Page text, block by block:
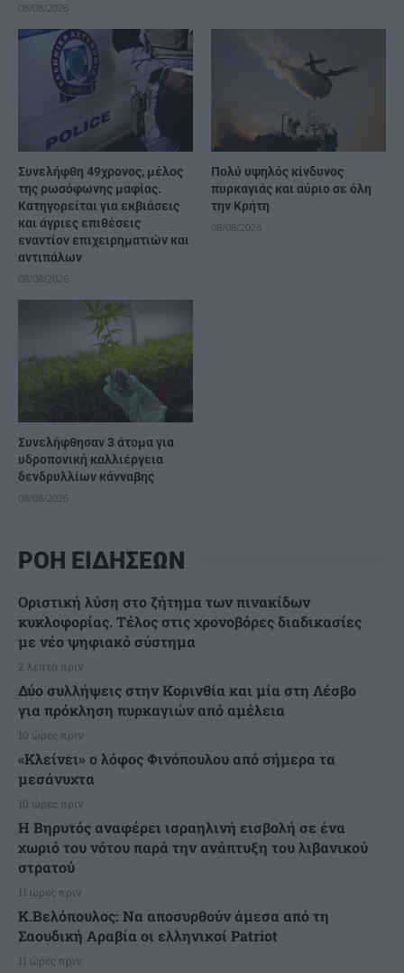
08/08/2026
Συνελήφθη 49χρονος, μέλος
της ρωσόφωνης μαφίας.
Κατηγορείται για εκβιάσεις
και άγριες επιθέσεις
εναντίον επιχειρηματιών και
αντιπάλων
08/08/2026
Πολύ υψηλός κίνδυνος
πυρκαγιάς και αύριο σε όλη
την Κρήτη
08/08/2026
Συνελήφθησαν 3 άτομα για
υδροπονική καλλιέργεια
δενδρυλλίων κάνναβης
08/08/2026
ΡΟΗ ΕΙΔΗΣΕΩΝ
Οριστική λύση στο ζήτημα των πινακίδων
κυκλοφορίας. Τέλος στις χρονοβόρες διαδικασίες
με νέο ψηφιακό σύστημα
2 λεπτά πριν
Δύο συλλήψεις στην Κορινθία και μία στη Λέσβο
για πρόκληση πυρκαγιών από αμέλεια
10 ώρες πριν
«Κλείνει» ο λόφος Φινόπουλου από σήμερα τα
μεσάνυχτα
10 ώρες πριν
Η Βηρυτός αναφέρει ισραηλινή εισβολή σε ένα
χωριό του νότου παρά την ανάπτυξη του λιβανικού
στρατού
11 ώρες πριν
Κ.Βελόπουλος: Να αποσυρθούν άμεσα από τη
Σαουδική Αραβία οι ελληνικοί Patriot
11 ώρες πριν